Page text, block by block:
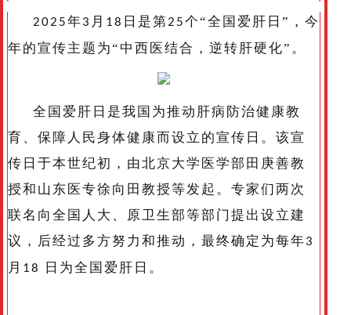
2025年3 月 18 日是第25个“全国爱肝日”，今
年的宣传主题为“中西医结合，逆转肝硬化”。
全国爱肝日是我国为推动肝病防治健康教
育、保障人民身体健康而设立的宣传日。该宣
传日于本世纪初，由北京大学医学部田庚善教
授和山东医专徐向田教授等发起。专家们两次
联名向全国人大、原卫生部等部门提出设立建
议，后经过多方努力和推动，最终确定为每年3
月 18 日为全国爱肝日。